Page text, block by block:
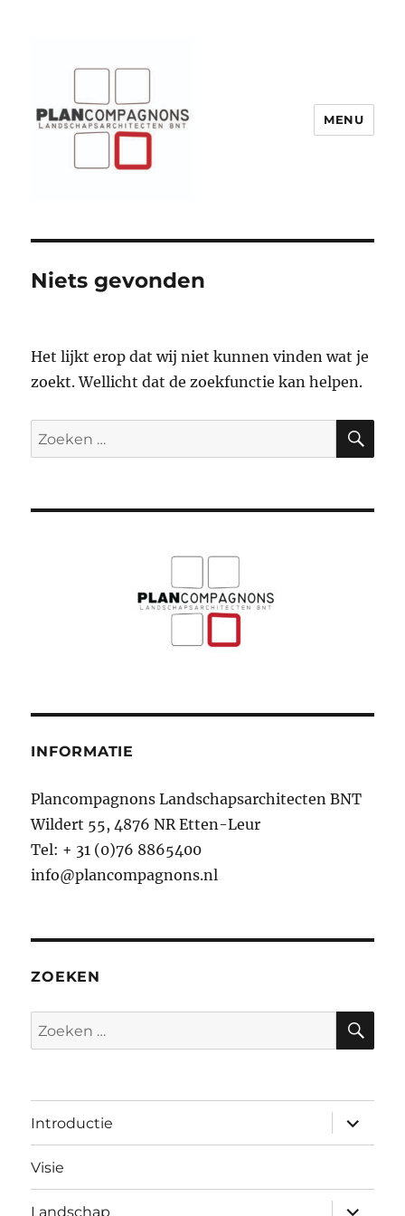
MENU
Niets gevonden
Het lijkt erop dat wij niet kunnen vinden wat je
zoekt. Wellicht dat de zoekfunctie kan helpen.
Zoeken
naar:
INFORMATIE
Plancompagnons Landschapsarchitecten BNT
Wildert 55, 4876 NR Etten-Leur
Tel: + 31 (0)76 8865400
info@plancompagnons.nl
ZOEKEN
Zoeken
naar:
Introductie
Visie
Landschap